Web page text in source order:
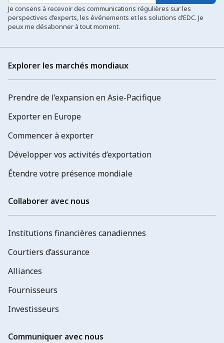
Je consens à recevoir des communications régulières sur les
perspectives d’experts, les événements et les solutions d’EDC. Je
peux me désabonner à tout moment.
Explorer les marchés mondiaux
Prendre de l’expansion en Asie-Pacifique
Exporter en Europe
Commencer à exporter
Développer vos activités d’exportation
Étendre votre présence mondiale
Collaborer avec nous
Institutions financières canadiennes
Courtiers d’assurance
Alliances
Fournisseurs
Investisseurs
Communiquer avec nous